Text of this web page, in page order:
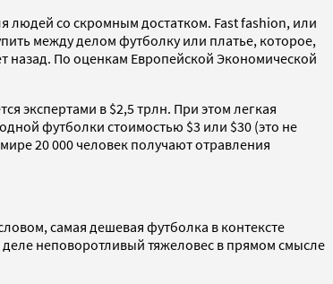
людей со скромным достатком. Fast fashion, или
между делом футболку или платье, которое,
назад. По оценкам Европейской Экономической
экспертами в $2,5 трлн. При этом легкая
футболки стоимостью $3 или $30 (это не
20 000 человек получают отравления
самая дешевая футболка в контексте
неповоротливый тяжеловес в прямом смысле